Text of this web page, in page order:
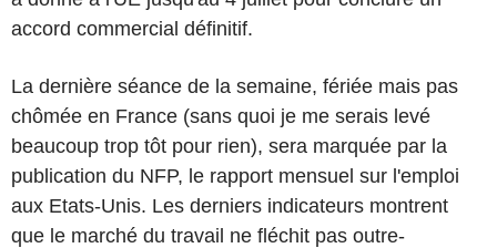
accord commercial définitif.
La dernière séance de la semaine, fériée mais pas
chômée en France (sans quoi je me serais levé
beaucoup trop tôt pour rien), sera marquée par la
publication du NFP, le rapport mensuel sur l'emploi
aux Etats-Unis. Les derniers indicateurs montrent
que le marché du travail ne fléchit pas outre-